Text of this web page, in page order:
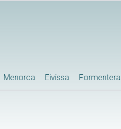
Menorca Eivissa Formentera